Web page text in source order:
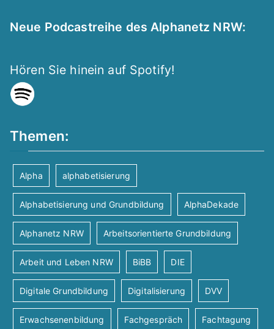
Neue Podcastreihe des Alphanetz NRW:
Hören Sie hinein auf Spotify!
Themen:
Alpha alphabetisierung
Alphabetisierung und Grundbildung AlphaDekade
Alphanetz NRW Arbeitsorientierte Grundbildung
Arbeit und Leben NRW BiBB DIE
Digitale Grundbildung Digitalisierung DVV
Erwachsenenbildung Fachgespräch Fachtagung